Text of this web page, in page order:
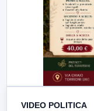
VIDEO POLITICA